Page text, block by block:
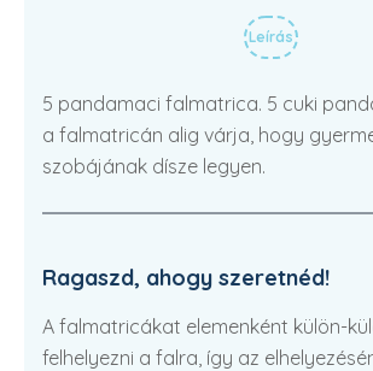
Leírás
5 pandamaci falmatrica. 5 cuki
a falmatricán alig várja, hogy
szobájának dísze legyen.
Ragaszd, ahogy szeretnéd!
A falmatricákat elemenként külön-
felhelyezni a falra, így az